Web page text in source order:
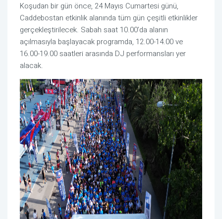
Koşudan bir gün önce, 24 Mayıs Cumartesi günü,
Caddebostan etkinlik alanında tüm gün çeşitli etkinlikler
gerçekleştirilecek. Sabah saat 10.00’da alanın
açılmasıyla başlayacak programda, 12.00-14.00 ve
16.00-19.00 saatleri arasında DJ performansları yer
alacak.